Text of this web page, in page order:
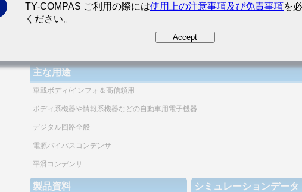
等価直列抵抗(ESR)が小さく、ノイズ吸収性にすぐれています。
（注）本商品は、AEC-Q200に対応した評価試験実施済みです。
本商品の詳細な仕様、評価試験結果等に関しては、当社営業にお問い合わせください
主な用途
車載ボディ/インフォ＆高信頼用
ボディ系機器や情報系機器などの自動車用電子機器
デジタル回路全般
電源バイパスコンデンサ
平滑コンデンサ
製品資料 シミュレーションデータ
TY-COMPAS ご利用の際には使用上の注意事項及び免責事項を
ください。
Accept